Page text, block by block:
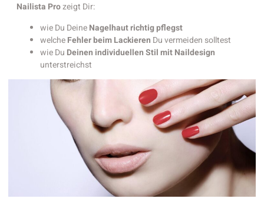
Nailista Prozeigt Dir:
wie Du DeineNagelhaut richtig pflegst
welcheFehler beim Lackieren Du vermeiden solltest
wie Du Deinen individuellen Stil mit Naildesign
unterstreichst